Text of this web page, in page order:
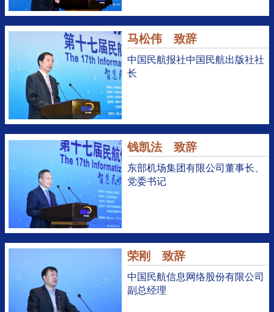
马松伟 致辞
中国民航报社中国民航出版社社
长
钱凯法 致辞
东部机场集团有限公司董事长、
党委书记
荣刚 致辞
中国民航信息网络股份有限公司
副总经理